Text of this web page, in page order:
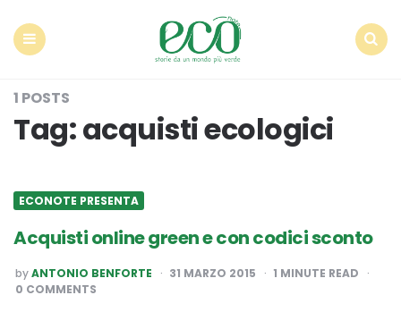
1 POSTS
Tag:acquisti ecologici
ECONOTE PRESENTA
Acquisti online green e con codici sconto
POSTED
BY
byANTONIO BENFORTE 31 MARZO 2015 1 MINUTE READ
0 COMMENTS